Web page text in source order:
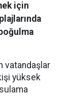
için
vatandaşlar
yüksek